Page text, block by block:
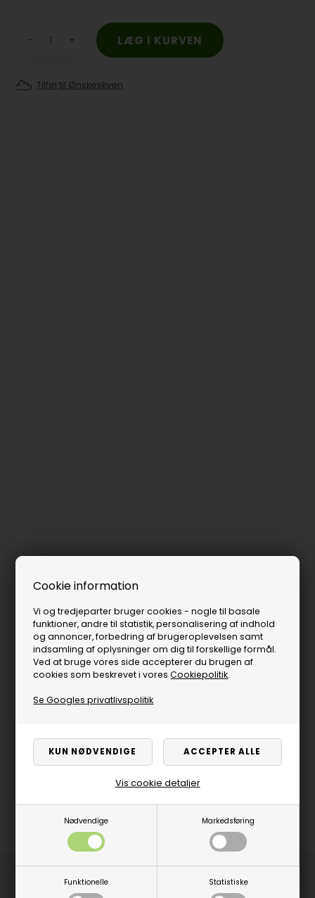
Cookie information
Vi og tredjeparter bruger cookies - nogle til basale
funktioner, andre til statistik, personalisering af indhold
og annoncer, forbedring af brugeroplevelsen samt
indsamling af oplysninger om dig til forskellige formål.
Ved at bruge vores side accepterer du brugen af
cookies som beskrevet i voresCookiepolitik.
Se Googles privatlivspolitik
Nødvendige Markedsføring
Funktionelle Statistiske
Vis cookie detaljer
- +
Tilføj til Ønskeskyen
Produktbeskrivelse